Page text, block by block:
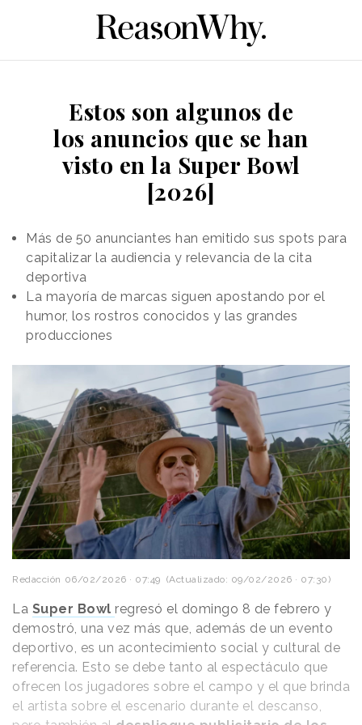
Estos son algunos de
los anuncios que se han
visto en la Super Bowl
[2026]
Más de 50 anunciantes han emitido sus spots para
capitalizar la audiencia y relevancia de la cita
deportiva
La mayoría de marcas siguen apostando por el
humor, los rostros conocidos y las grandes
producciones
Redacción 06/02/2026 · 07:49 (Actualizado: 09/02/2026 · 07:30)
La Super Bowl regresó el domingo 8 de febrero y
demostró, una vez más que, además de un evento
deportivo, es un acontecimiento social y cultural de
referencia. Esto se debe tanto al espectáculo que
ofrecen los jugadores sobre el campo y el que brinda
el artista sobre el escenario durante el descanso,